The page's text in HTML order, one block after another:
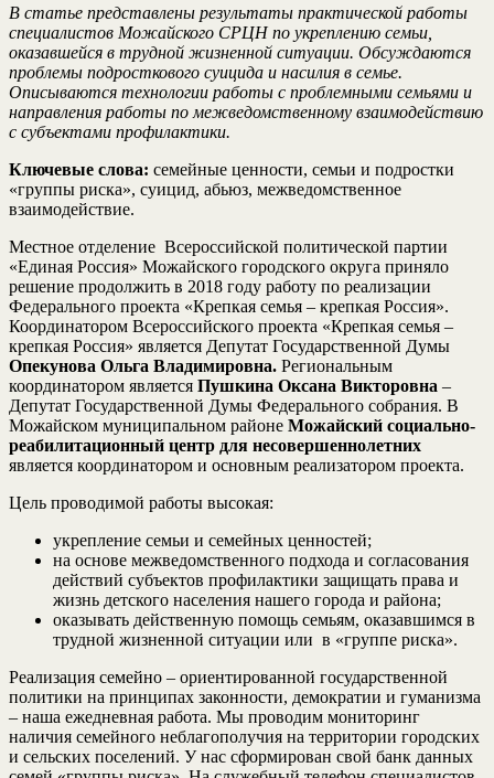
В статье представлены результаты практической работы
специалистов Можайского СРЦН по укреплению семьи,
оказавшейся в трудной жизненной ситуации. Обсуждаются
проблемы подросткового суицида и насилия в семье.
Описываются технологии работы с проблемными семьями и
направления работы по межведомственному взаимодействию
с субъектами профилактики.
Ключевые слова: семейные ценности, семьи и подростки
«группы риска», суицид, абьюз, межведомственное
взаимодействие.
Местное отделение Всероссийской политической партии
«Единая Россия» Можайского городского округа приняло
решение продолжить в 2018 году работу по реализации
Федерального проекта «Крепкая семья – крепкая Россия».
Координатором Всероссийского проекта «Крепкая семья –
крепкая Россия» является Депутат Государственной Думы
Опекунова Ольга Владимировна. Региональным
координатором является Пушкина Оксана Викторовна –
Депутат Государственной Думы Федерального собрания. В
Можайском муниципальном районе Можайский социально-
реабилитационный центр для несовершеннолетних
является координатором и основным реализатором проекта.
Цель проводимой работы высокая:
укрепление семьи и семейных ценностей;
на основе межведомственного подхода и согласования
действий субъектов профилактики защищать права и
жизнь детского населения нашего города и района;
оказывать действенную помощь семьям, оказавшимся в
трудной жизненной ситуации или в «группе риска».
Реализация семейно – ориентированной государственной
политики на принципах законности, демократии и гуманизма
– наша ежедневная работа. Мы проводим мониторинг
наличия семейного неблагополучия на территории городских
и сельских поселений. У нас сформирован свой банк данных